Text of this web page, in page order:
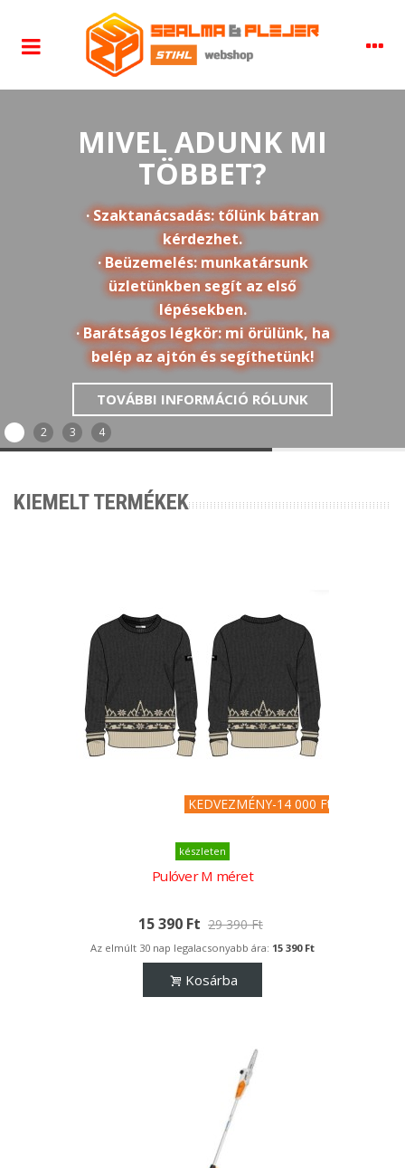
MIVEL ADUNK MI
TÖBBET?
· Szaktanácsadás: tőlünk bátran
kérdezhet.
· Beüzemelés: munkatársunk
üzletünkben segít az első
lépésekben.
· Barátságos légkör: mi örülünk, ha
belép az ajtón és segíthetünk!
TOVÁBBI INFORMÁCIÓ RÓLUNK
2 3 4
KIEMELT TERMÉKEK
KEDVEZMÉNY-14 000 Ft
készleten
Pulóver M méret
15 390 Ft 29 390 Ft
Az elmúlt 30 nap legalacsonyabb ára: 15 390 Ft
Kosárba